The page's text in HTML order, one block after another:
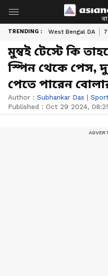
TRENDING : West Bengal DA
মুম্বই টেস্টে কি
স্পিন থেকে পেস,
পেতে পারেন
Author : Subhankar Das |
Published : Oct 29 2024,